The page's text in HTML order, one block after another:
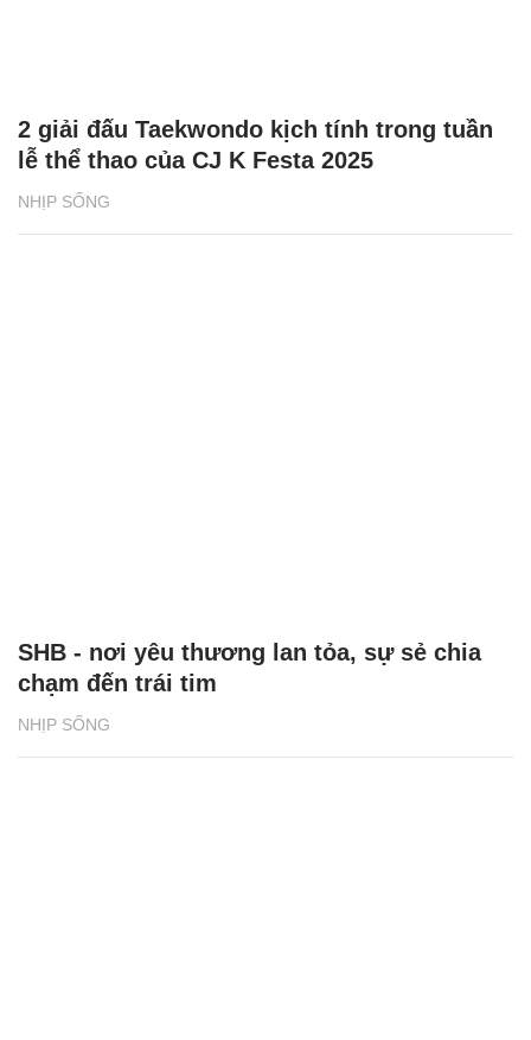
NHỊP SỐNG
2 giải đấu Taekwondo kịch tính trong tuần
lễ thể thao của CJ K Festa 2025
NHỊP SỐNG
SHB - nơi yêu thương lan tỏa, sự sẻ chia
chạm đến trái tim